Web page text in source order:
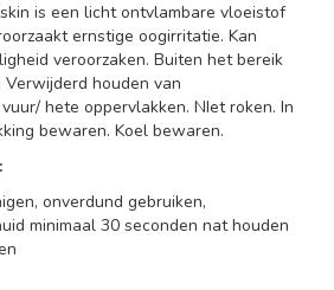
is een licht ontvlambare vloeistof
ernstige oogirritatie. Kan
veroorzaken. Buiten het bereik
houden van
hete oppervlakken. NIet roken. In
bewaren. Koel bewaren.
onverdund gebruiken,
minimaal 30 seconden nat houden